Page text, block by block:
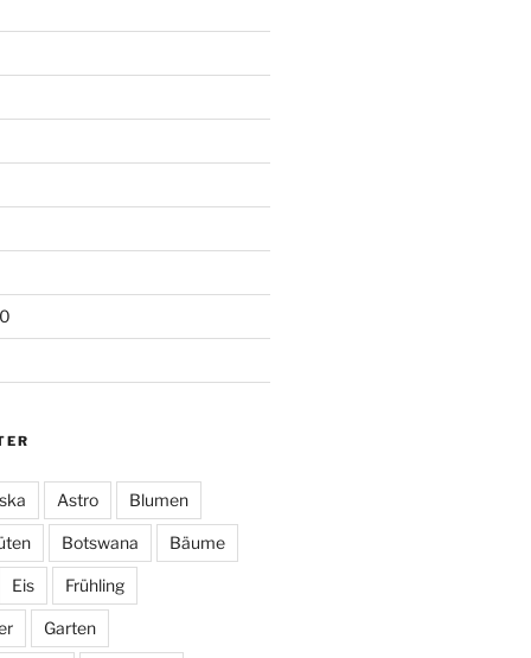
Astro Blumen
Botswana Bäume
Eis Frühling
Garten